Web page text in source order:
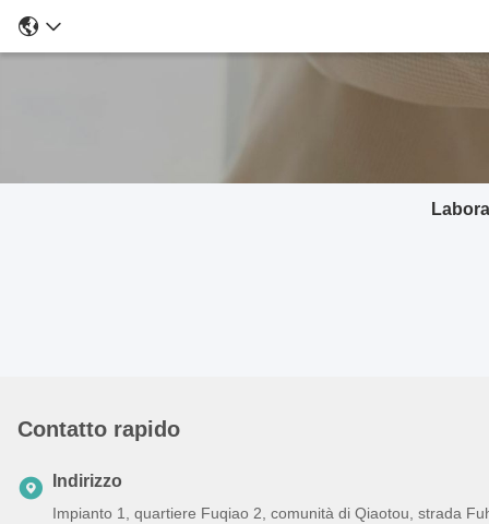
Contatto rapido
Indirizzo
Impianto 1, quartiere Fuqiao 2, comunità di Qiaotou, strada